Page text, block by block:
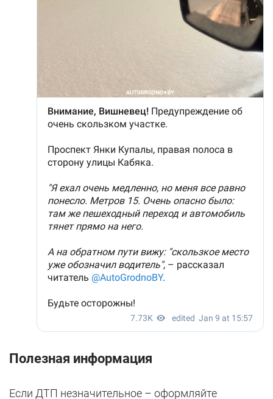
Полезная информация
Если ДТП незначительное – оформляйте